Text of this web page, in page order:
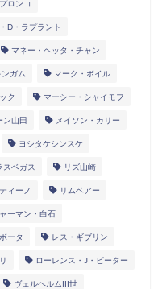
ロンコ
D・ラプラント
マネー・ヘッタ・チャン
ガム マーク・ボイル
ク マーシー・シャイモフ
ン山田 メイソン・カリー
ヨシタケシンスケ
スベガス リズ山崎
ィーノ リムベアー
ーマン・白石
ータ レス・ギブリン
ローレンス・J・ピーター
ヴェルヘルムIII世